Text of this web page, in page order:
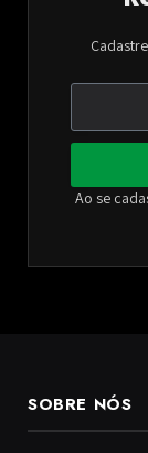
Ao se
SOBRE NÓS